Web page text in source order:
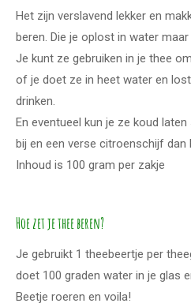
Het zijn verslavend lekker en
beren. Die je oplost in water
Je kunt ze gebruiken in je thee
of je doet ze in heet water en
drinken.
En eventueel kun je ze koud
bij en een verse citroenschijf dan
Inhoud is 100 gram per zakje
Hoe zet je thee beren?
Je gebruikt 1 theebeertje per
doet 100 graden water in je glas
Beetje roeren en voila!